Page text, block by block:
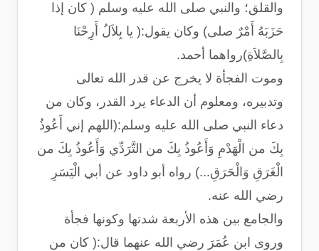
والقلق؛ والنبي صلى الله عليه وسلم ( كان إذا
حَزَبَهُ أَمْرٌ صلى) وكان يقول:( يا بِلاَلُ أَرِحْنَا
بِالصَّلاَةِ)رواهما أحمد.
وموت الفجأة لا يخرج عن قدر الله تعالى
وتدبيره، ومعلوم أن الدعاء يرد القدر، وكان من
دعاء النبي صلى الله عليه وسلم:(اللهم إني أَعُوذُ
بِكَ من الْهَدْمِ وَأَعُوذُ بِكَ من التَّرَدِّي وَأَعُوذُ بِكَ من
الْغَرَقِ وَالْحَرَقِ...) رواه أبو داود عن أبي الْيَسَرِ
رضي الله عنه.
والجامع بين هذه الأربعة شدتها وكونها فجأة
وروى ابن عُمَرَ رضي الله عنهما قال:( كان من